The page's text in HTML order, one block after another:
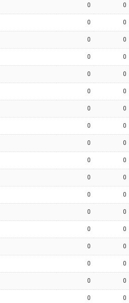
0 0
0 0
0 0
0 0
0 0
0 0
0 0
0 0
0 0
0 0
0 0
0 0
0 0
0 0
0 0
0 0
0 0
0 0